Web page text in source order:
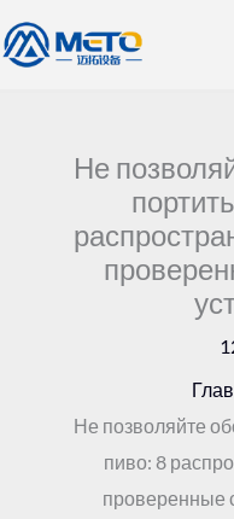
Перейти
к
Не
Не позволяйте
пиво: 8
проверенные